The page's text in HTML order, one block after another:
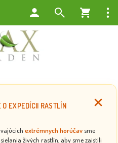
O EXPEDÍCII RASTLÍN
extrémnych horúčav sme
živých rastlín, aby sme zaistili